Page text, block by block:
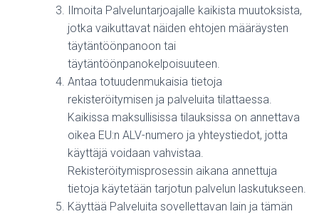
Ilmoita Palveluntarjoajalle kaikista muutoksista,
jotka vaikuttavat näiden ehtojen määräysten
täytäntöönpanoon tai
täytäntöönpanokelpoisuuteen.
Antaa totuudenmukaisia tietoja
rekisteröitymisen ja palveluita tilattaessa.
Kaikissa maksullisissa tilauksissa on annettava
oikea EU:n ALV-numero ja yhteystiedot, jotta
käyttäjä voidaan vahvistaa.
Rekisteröitymisprosessin aikana annettuja
tietoja käytetään tarjotun palvelun laskutukseen.
Käyttää Palveluita sovellettavan lain ja tämän